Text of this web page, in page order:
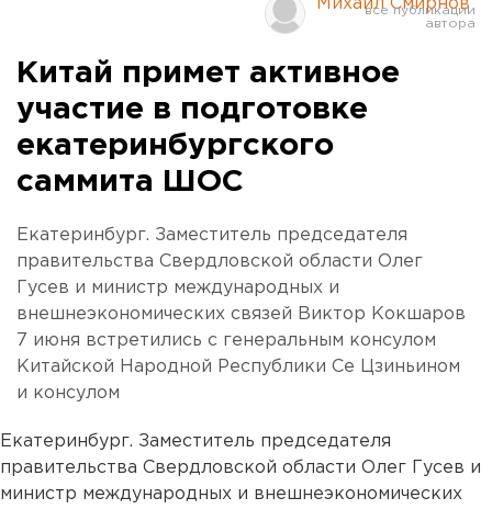
Михаил Смирнов
Китай примет активное
участие в подготовке
екатеринбургского
саммита ШОС
Екатеринбург. Заместитель председателя
правительства Свердловской области Олег
Гусев и министр международных и
внешнеэкономических связей Виктор Кокшаров
7 июня встретились с генеральным консулом
Китайской Народной Республики Се Цзиньином
и консулом
Екатеринбург. Заместитель председателя
правительства Свердловской области Олег Гусев и
министр международных и внешнеэкономических